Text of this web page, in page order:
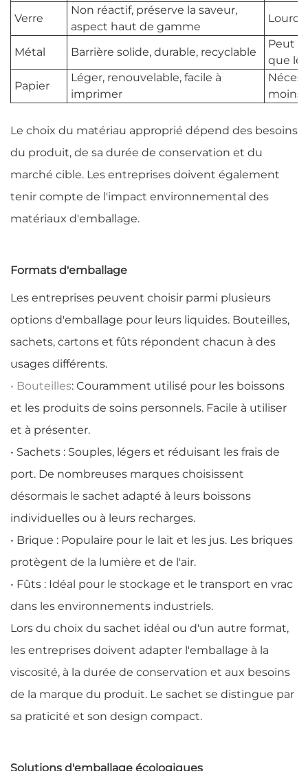
Verre
Non réactif, préserve la saveur,
aspect haut de gamme
Lourd,
Métal Barrière solide, durable, recyclable
Peut
que le
Papier
Léger, renouvelable, facile à
imprimer
moins
Le choix du matériau approprié dépend des besoins
du produit, de sa durée de conservation et du
marché cible. Les entreprises doivent également
tenir compte de l'impact environnemental des
matériaux d'emballage.
Formats d'emballage
Les entreprises peuvent choisir parmi plusieurs
options d'emballage pour leurs liquides. Bouteilles,
sachets, cartons et fûts répondent chacun à des
usages différents.
• Bouteilles: Couramment utilisé pour les boissons
et les produits de soins personnels. Facile à utiliser
et à présenter.
• Sachets : Souples, légers et réduisant les frais de
port. De nombreuses marques choisissent
désormais le sachet adapté à leurs boissons
individuelles ou à leurs recharges.
• Brique : Populaire pour le lait et les jus. Les briques
protègent de la lumière et de l'air.
• Fûts : Idéal pour le stockage et le transport en vrac
dans les environnements industriels.
Lors du choix du sachet idéal ou d'un autre format,
les entreprises doivent adapter l'emballage à la
viscosité, à la durée de conservation et aux besoins
de la marque du produit. Le sachet se distingue par
sa praticité et son design compact.
Solutions d'emballage écologiques